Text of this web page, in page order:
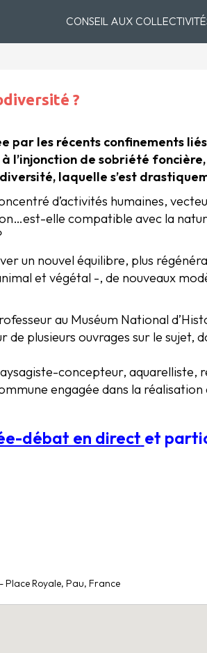
CONSEIL AUX
?
par les récents confinements
à l’injonction de sobriété
laquelle s’est
d’activités humaines,
elle compatible avec la
un nouvel équilibre, plus
et végétal -, de nouveaux
au Muséum National
de plusieurs ouvrages sur le
concepteur, aquarelliste,
engagée dans la
débat en direct et
Place Royale, Pau, France